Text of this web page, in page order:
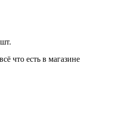
что есть в магазине